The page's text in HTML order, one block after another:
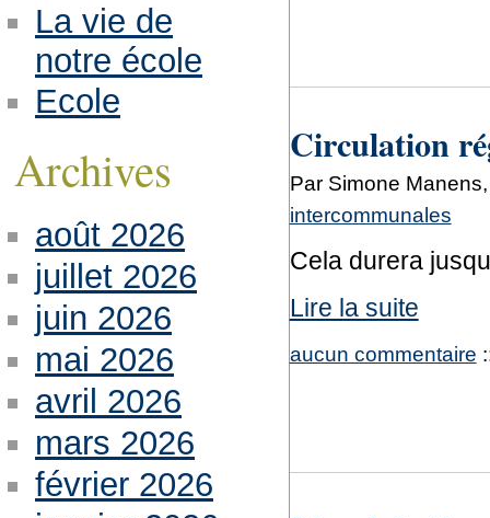
Circulation
Par Simone
intercommunales
Cela durera
Lire la suite
aucun commentaire
La vie de
notre école
Ecole
Archives
août 2026
juillet 2026
juin 2026
mai 2026
avril 2026
mars 2026
février 2026